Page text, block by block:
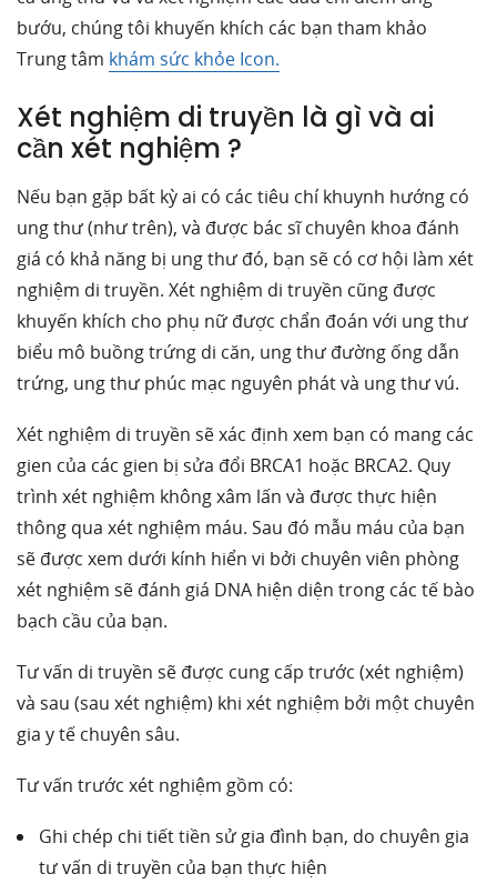
bướu, chúng tôi khuyến khích các bạn tham khảo
Trung tâm khám sức khỏe Icon.
Xét nghiệm di truyền là gì và ai
cần xét nghiệm ?
Nếu bạn gặp bất kỳ ai có các tiêu chí khuynh hướng có
ung thư (như trên), và được bác sĩ chuyên khoa đánh
giá có khả năng bị ung thư đó, bạn sẽ có cơ hội làm xét
nghiệm di truyền. Xét nghiệm di truyền cũng được
khuyến khích cho phụ nữ được chẩn đoán với ung thư
biểu mô buồng trứng di căn, ung thư đường ống dẫn
trứng, ung thư phúc mạc nguyên phát và ung thư vú.
Xét nghiệm di truyền sẽ xác định xem bạn có mang các
gien của các gien bị sửa đổi BRCA1 hoặc BRCA2. Quy
trình xét nghiệm không xâm lấn và được thực hiện
thông qua xét nghiệm máu. Sau đó mẫu máu của bạn
sẽ được xem dưới kính hiển vi bởi chuyên viên phòng
xét nghiệm sẽ đánh giá DNA hiện diện trong các tế bào
bạch cầu của bạn.
Tư vấn di truyền sẽ được cung cấp trước (xét nghiệm)
và sau (sau xét nghiệm) khi xét nghiệm bởi một chuyên
gia y tế chuyên sâu.
Tư vấn trước xét nghiệm gồm có:
Ghi chép chi tiết tiền sử gia đình bạn, do chuyên gia
tư vấn di truyền của bạn thực hiện